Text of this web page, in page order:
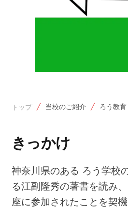
トップ 当校のご紹介 ろう教育
きっかけ
神奈川県のある ろう学校
る江副隆秀の著書を読み
座に参加されたことを契